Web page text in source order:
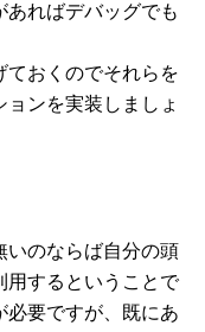
あればデバッグでも
ておくのでそれらを
ンを実装しましょ
いのならば自分の頭
用するということで
必要ですが、既にあ